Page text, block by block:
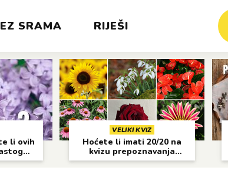
SRAMA RIJEŠI
li ovih
VELIKI KVIZ
Hoćete li imati 20/20 na
kvizu prepoznavanja
cvijeća?